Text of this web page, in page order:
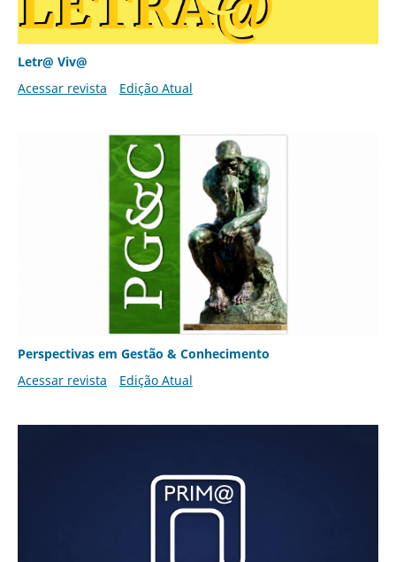
Letr@ Viv@
Acessar revista
Edição Atual
Perspectivas em Gestão & Conhecimento
Acessar revista
Edição Atual